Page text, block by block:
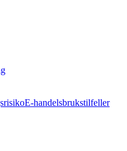
E-handelsbrukstilfeller